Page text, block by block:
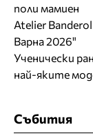
поли мамиен
Atelier
Варна 2026"
Ученически
най-яките
Събития